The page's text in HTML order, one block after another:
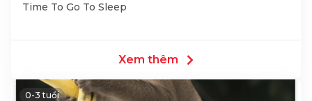
Time To Go To Sleep
Xem thêm
0-3 tuổi